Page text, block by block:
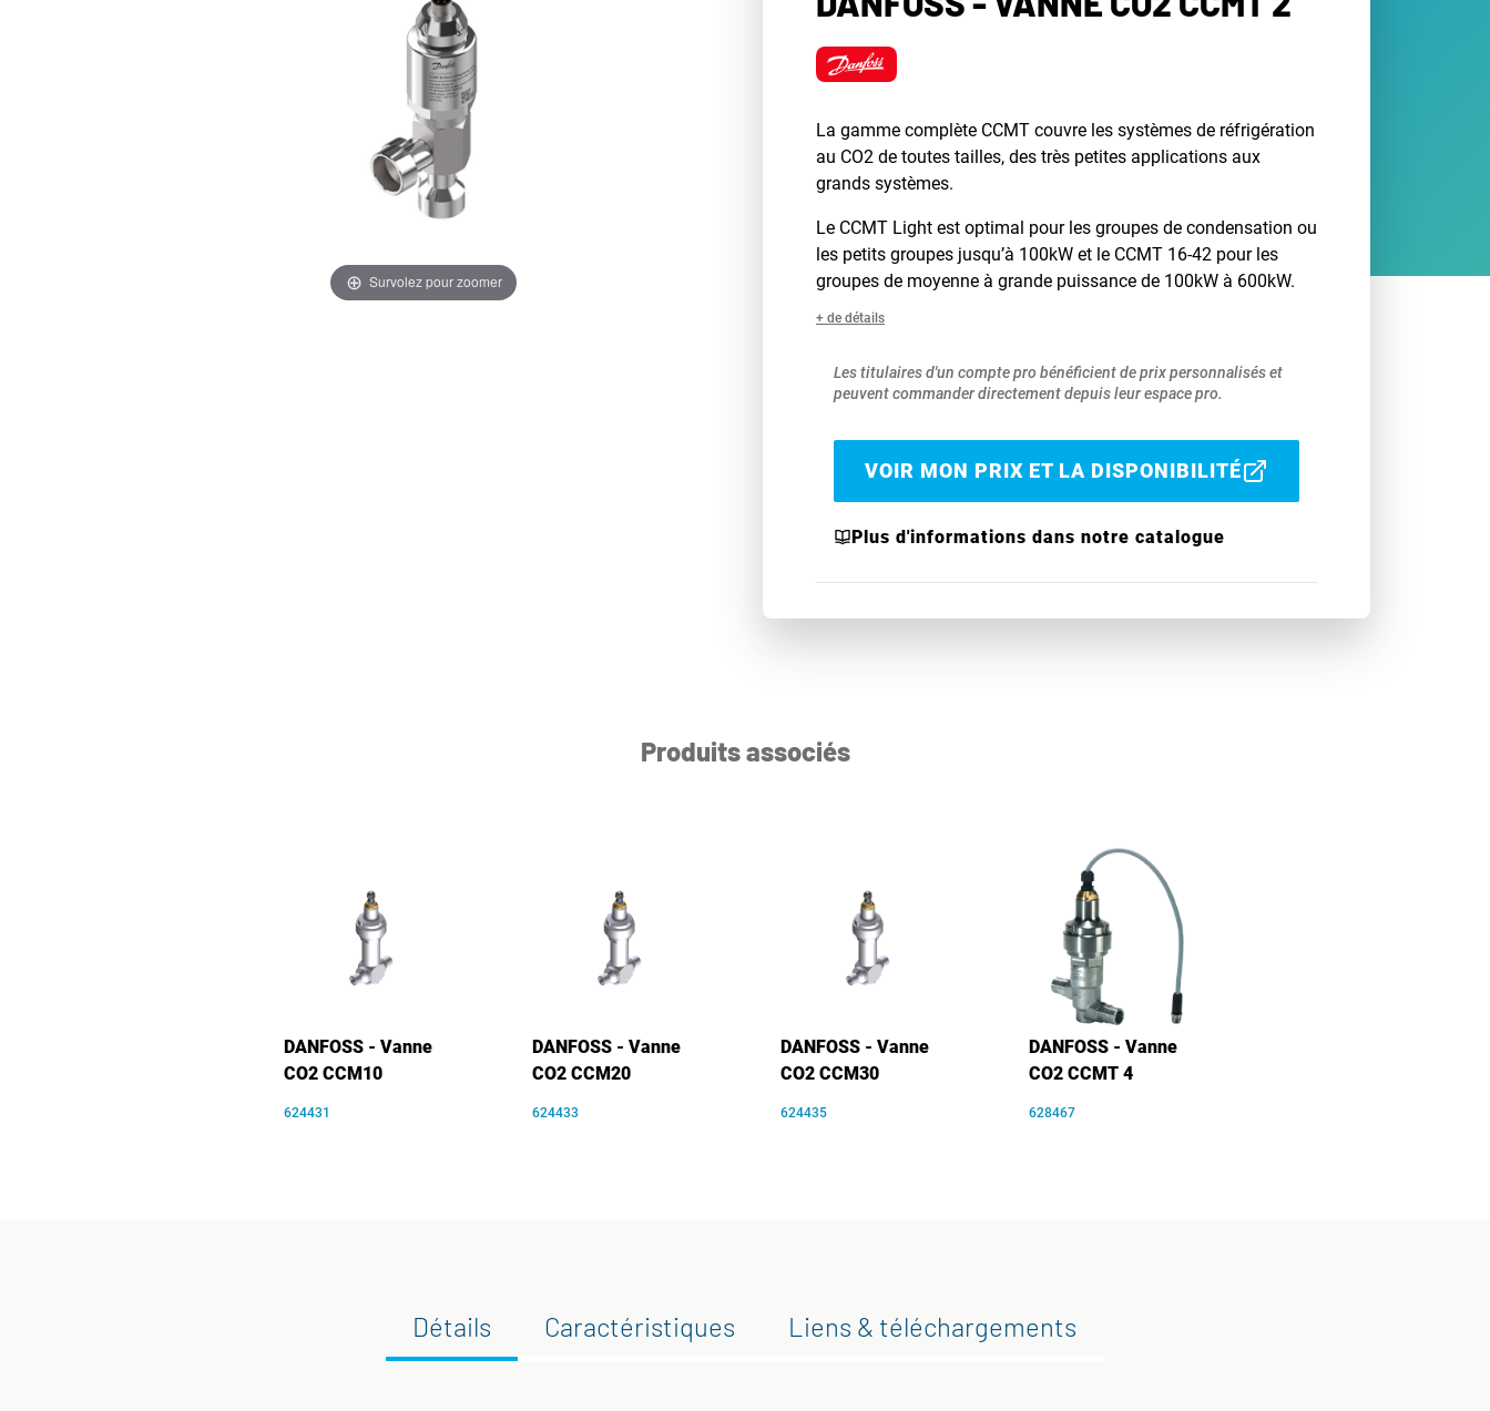
Survolez pour zoomer
La gamme complète CCMT couvre les systèmes de réfrigération
au CO2 de toutes tailles, des très petites applications aux
grands systèmes.
Le CCMT Light est optimal pour les groupes de condensation ou
les petits groupes jusqu’à 100kW et le CCMT 16-42 pour les
groupes de moyenne à grande puissance de 100kW à 600kW.
+ de détails
Les titulaires d'un compte pro bénéficient de prix personnalisés et
peuvent commander directement depuis leur espace pro.
VOIR MON PRIX ET LA DISPONIBILITÉ
Plus d'informations dans notre catalogue
Produits associés
DANFOSS - Vanne
CO2 CCM10
624431
DANFOSS - Vanne
CO2 CCM20
624433
DANFOSS - Vanne
CO2 CCM30
624435
DANFOSS - Vanne
CO2 CCMT 4
628467
Détails Caractéristiques Liens & téléchargements